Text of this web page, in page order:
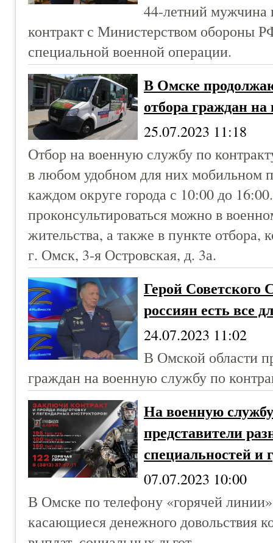
44-летний мужчина
контракт с Министерством обороны
специальной военной операции.
В Омске
отбора граждан
25.07.2023 11:18
Отбор на военную службу по
в любом удобном для них мобильном
каждом округе города с 10:00 до
проконсультироваться можно в
жительства, а также в пункте отбора,
г. Омск, 3-я Островская, д. 3а.
Герой
россиян есть все
24.07.2023 11:02
В Омской области
граждан на военную службу по
На военную
представители
специальностей и
07.07.2023 10:00
В Омске по телефону «горячей
касающиеся денежного довольствия